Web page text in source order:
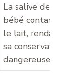
La salive de
bébé
le lait, rendant
sa conservation
dangereuse